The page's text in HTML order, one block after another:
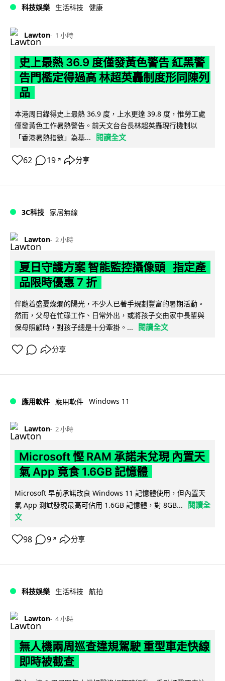
科技娛樂 生活科技 健康
Lawton 1 小時
史上最熱 36.9 度僅發黃色警告 紅黑警
告門檻定得過高 林超英轟制度形同陳列
品
本港周日錄得史上最熱 36.9 度，上水更達 39.8 度，惟勞工處
僅發黃色工作暑熱警告。前天文台台長林超英轟現行機制以
「香港暑熱指數」為基...
閱讀全文
62 19 ↗ 分享
3C科技 家居無線
Lawton 2 小時
夏日守護方案 智能監控攝像頭 指定產
品限時優惠 7 折
伴隨着盛夏燦爛的陽光，不少人已著手規劃豐富的暑期活動。
然而，父母在忙碌工作、日常外出，或將孩子交由家中長輩與
保母照顧時，對孩子總是十分牽掛。...
閱讀全文
分享
應用軟件 應用軟件 Windows 11
Lawton 2 小時
Microsoft 慳 RAM 承諾未兌現 內置天
氣 App 竟食 1.6GB 記憶體
Microsoft 早前承諾改良 Windows 11 記憶體使用，但內置天
氣 App 測試發現最高可佔用 1.6GB 記憶體，對 8GB...
閱讀全
文
98 9 ↗ 分享
科技娛樂 生活科技 航拍
Lawton 4 小時
無人機兩周巡查違規駕駛 重型車走快線
即時被截查